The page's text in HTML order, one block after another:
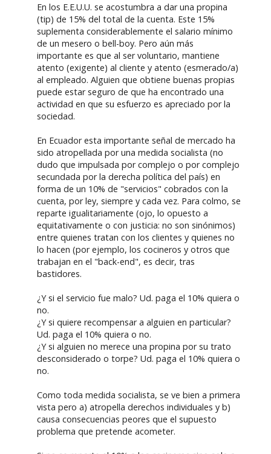
En los E.E.U.U. se acostumbra a dar una propina
(tip) de 15% del total de la cuenta. Este 15%
suplementa considerablemente el salario mínimo
de un mesero o bell-boy. Pero aún más
importante es que al ser voluntario, mantiene
atento (exigente) al cliente y atento (esmerado/a)
al empleado. Alguien que obtiene buenas propias
puede estar seguro de que ha encontrado una
actividad en que su esfuerzo es apreciado por la
sociedad.
En Ecuador esta importante señal de mercado ha
sido atropellada por una medida socialista (no
dudo que impulsada por complejo o por complejo
secundada por la derecha política del país) en
forma de un 10% de "servicios" cobrados con la
cuenta, por ley, siempre y cada vez. Para colmo, se
reparte igualitariamente (ojo, lo opuesto a
equitativamente o con justicia: no son sinónimos)
entre quienes tratan con los clientes y quienes no
lo hacen (por ejemplo, los cocineros y otros que
trabajan en el "back-end", es decir, tras
bastidores.
¿Y si el servicio fue malo? Ud. paga el 10% quiera o
no.
¿Y si quiere recompensar a alguien en particular?
Ud. paga el 10% quiera o no.
¿Y si alguien no merece una propina por su trato
desconsiderado o torpe? Ud. paga el 10% quiera o
no.
Como toda medida socialista, se ve bien a primera
vista pero a) atropella derechos individuales y b)
causa consecuencias peores que el supuesto
problema que pretende acometer.